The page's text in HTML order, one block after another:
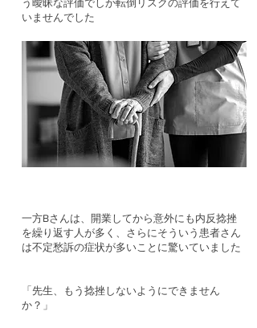
う曖昧な評価でしか転倒リスクの評価を行えて
いませんでした
一方Bさんは、開業してから意外にも内反捻挫
を繰り返す人が多く、さらにそういう患者さん
は不定愁訴の症状が多いことに驚いていました
「先生、もう捻挫しないようにできません
か？」